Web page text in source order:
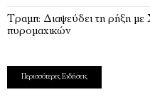
Τραμπ: Διαψεύδει τη ρήξη με
πυρομαχικών
Περισσότερες Ειδήσεις